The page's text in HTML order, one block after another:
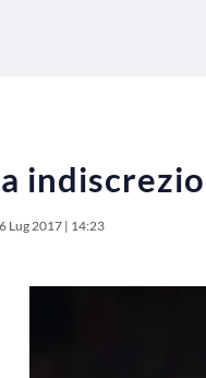
6 Lug 2017 | 14:23